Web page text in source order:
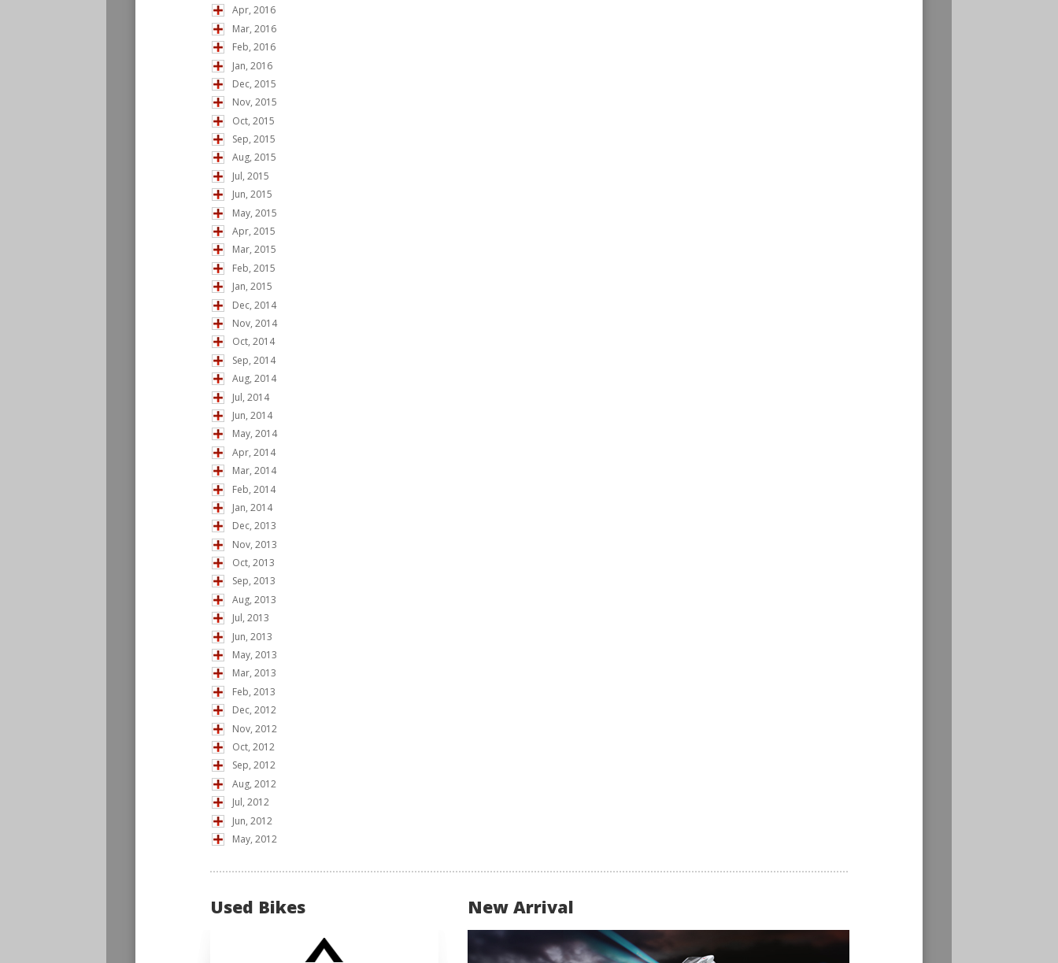
Apr, 2016
Mar, 2016
Feb, 2016
Jan, 2016
Dec, 2015
Nov, 2015
Oct, 2015
Sep, 2015
Aug, 2015
Jul, 2015
Jun, 2015
May, 2015
Apr, 2015
Mar, 2015
Feb, 2015
Jan, 2015
Dec, 2014
Nov, 2014
Oct, 2014
Sep, 2014
Aug, 2014
Jul, 2014
Jun, 2014
May, 2014
Apr, 2014
Mar, 2014
Feb, 2014
Jan, 2014
Dec, 2013
Nov, 2013
Oct, 2013
Sep, 2013
Aug, 2013
Jul, 2013
Jun, 2013
May, 2013
Mar, 2013
Feb, 2013
Dec, 2012
Nov, 2012
Oct, 2012
Sep, 2012
Aug, 2012
Jul, 2012
Jun, 2012
May, 2012
Used Bikes New Arrival